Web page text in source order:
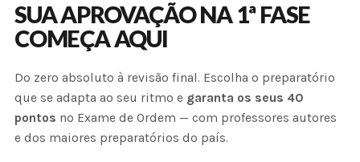
SUA APROVAÇÃO NA 1ª FASE
COMEÇA AQUI
Do zero absoluto à revisão final. Escolha o preparatório
que se adapta ao seu ritmo e garanta os seus 40
pontos no Exame de Ordem — com professores autores
e dos maiores preparatórios do país.